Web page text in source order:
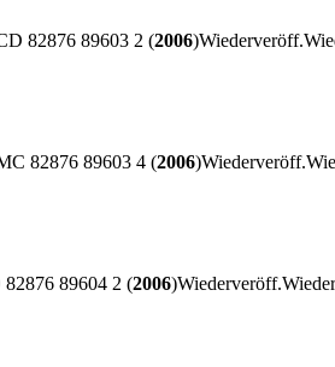
82876 89603 2 (2006)Wiederveröff.
82876 89603 4 (2006)Wiederveröff.
82876 89604 2 (2006)Wiederveröff.